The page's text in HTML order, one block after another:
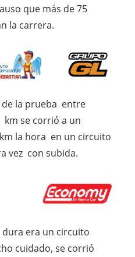
que más de 75
la carrera.
la prueba entre
se corrió a un
la hora en un circuito
vez con subida.
dura era un circuito
cuidado, se corrió